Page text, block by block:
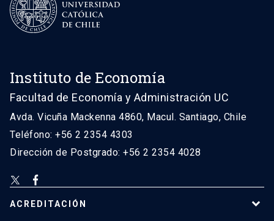
Instituto de Economía
Facultad de Economía y Administración UC
Avda. Vicuña Mackenna 4860, Macul. Santiago, Chile
Teléfono: +56 2 2354 4303
Dirección de Postgrado: +56 2 2354 4028
ACREDITACIÓN